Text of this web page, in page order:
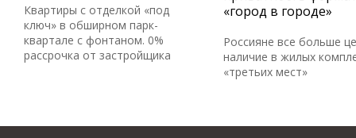
Квартиры с отделкой «под
ключ» в обширном парк-
квартале с фонтаном. 0%
рассрочка от застройщика
«город в городе»
Россияне все больше
наличие в жилых
«третьих мест»